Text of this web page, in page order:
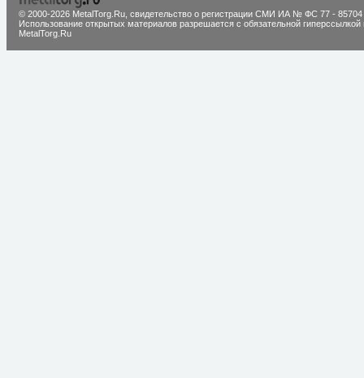
© 2000-2026 MetalTorg.Ru, cвидетельство о регистрации СМИ ИА № ФС 77 - 85704
Использование открытых материалов разрешается с обязательной гиперссылкой
MetalTorg.Ru